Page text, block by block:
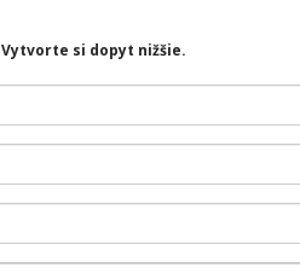
Vytvorte si dopyt nižšie.